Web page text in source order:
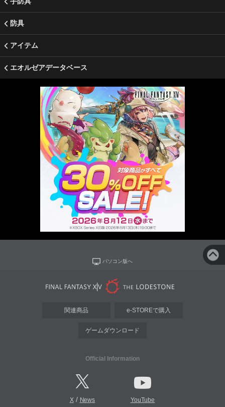
防具
アイテム
エオルゼアデータベース
パソコン版へ
関連商品 e-STOREで購入
ゲームダウンロード
Official Information
X/ News YouTube